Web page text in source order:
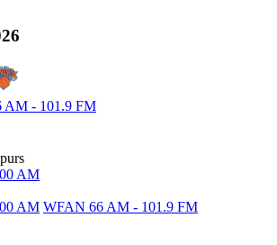
AM - 101.9 FM
AM
AM WFAN 66 AM - 101.9 FM